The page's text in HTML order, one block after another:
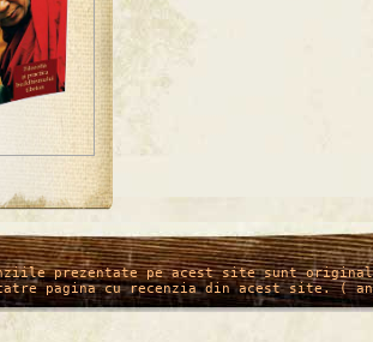
prezentate pe acest site sunt
pagina cu recenzia din acest site. (